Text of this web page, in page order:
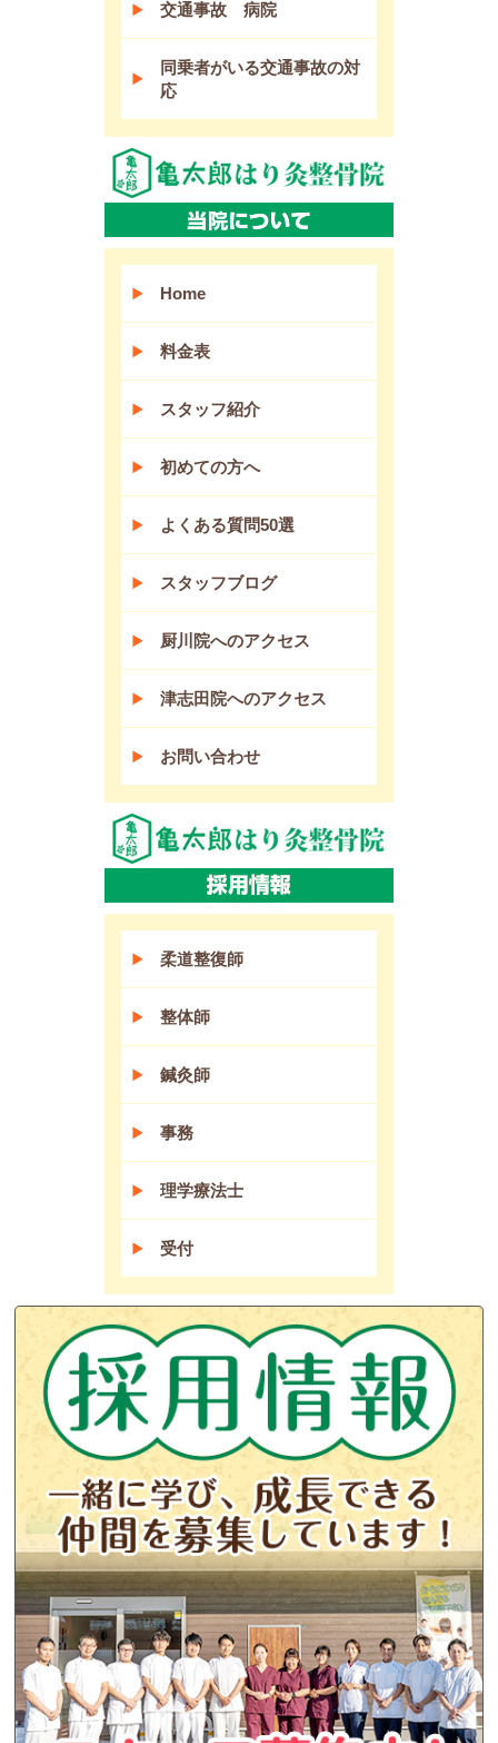
交通事故 病院
同乗者がいる交通事故の対
応
Home
料金表
スタッフ紹介
初めての方へ
よくある質問50選
スタッフブログ
厨川院へのアクセス
津志田院へのアクセス
お問い合わせ
柔道整復師
整体師
鍼灸師
事務
理学療法士
受付